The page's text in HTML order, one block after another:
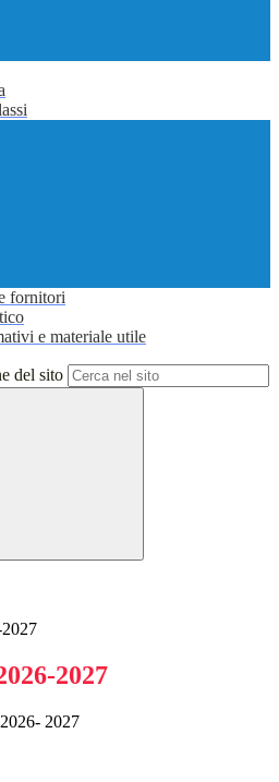
fornitori
e materiale utile
del sito
2027
2027